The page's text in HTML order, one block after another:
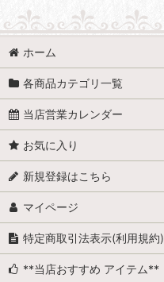
ホーム
各商品カテゴリ一覧
当店営業カレンダー
お気に入り
新規登録はこちら
マイページ
特定商取引法表示(利用規約)
**当店おすすめ アイテム**